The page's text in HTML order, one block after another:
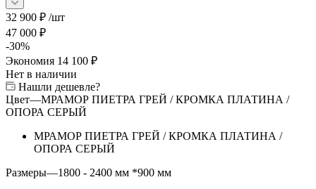
32 900 ₽ /шт
47 000 ₽
-30%
Экономия 14 100 ₽
Нет в наличии
Нашли дешевле?
Цвет—МРАМОР ПИЕТРА ГРЕЙ / КРОМКА ПЛАТИНА /
ОПОРА СЕРЫЙ
МРАМОР ПИЕТРА ГРЕЙ / КРОМКА ПЛАТИНА /
ОПОРА СЕРЫЙ
Размеры—1800 - 2400 мм *900 мм